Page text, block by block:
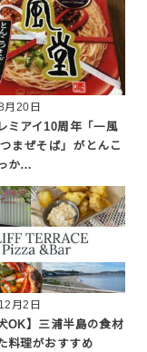
月20日
ミアイ10周年「一風
まぜそば」がとんこ
か…
月2日
OK】三浦半島の食材
料理がおすすめ